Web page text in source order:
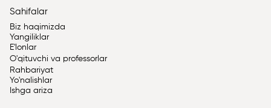
Sahifalar
Biz haqimizda
Yangiliklar
E'lonlar
O'qituvchi va professorlar
Rahbariyat
Yo'nalishlar
Ishga ariza